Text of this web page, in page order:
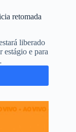
retomada
liberado
estágio e para